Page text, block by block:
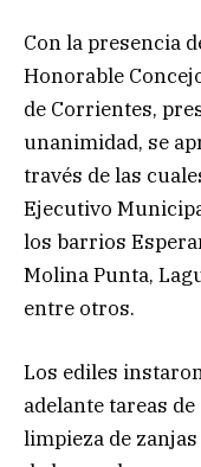
Con la presencia
Honorable
de Corrientes,
unanimidad, se
través de las
Ejecutivo
los barrios
Molina Punta,
entre otros.
Los ediles
adelante tareas
limpieza de